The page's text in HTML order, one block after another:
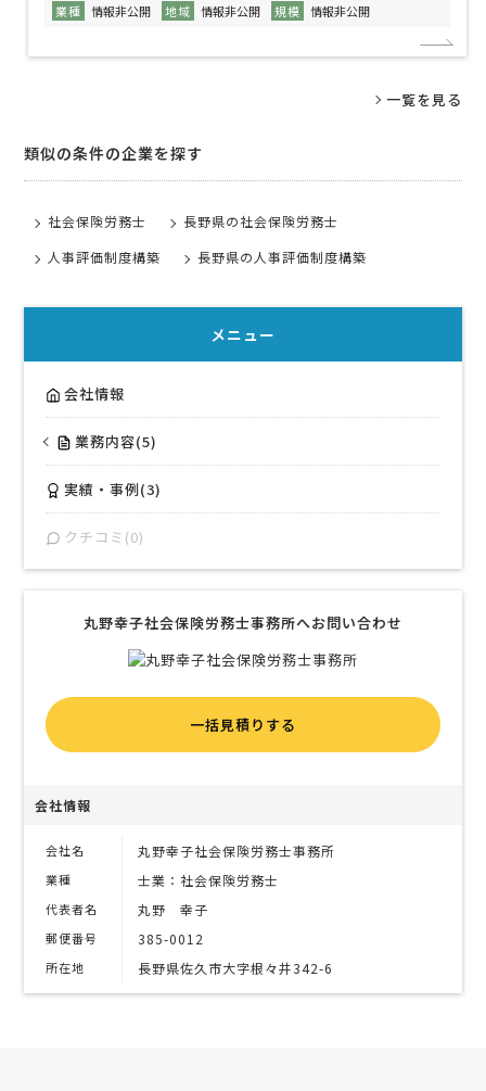
業種 情報非公開 地域 情報非公開 規模 情報非公開
一覧を見る
類似の条件の企業を探す
社会保険労務士
長野県の社会保険労務士
人事評価制度構築
長野県の人事評価制度構築
メニュー
会社情報
業務内容(5)
実績・事例(3)
クチコミ(0)
丸野幸子社会保険労務士事務所へお問い合わせ
一括見積りする
会社情報
会社名 丸野幸子社会保険労務士事務所
業種 士業：社会保険労務士
代表者名 丸野 幸子
郵便番号 385-0012
所在地 長野県佐久市大字根々井342-6